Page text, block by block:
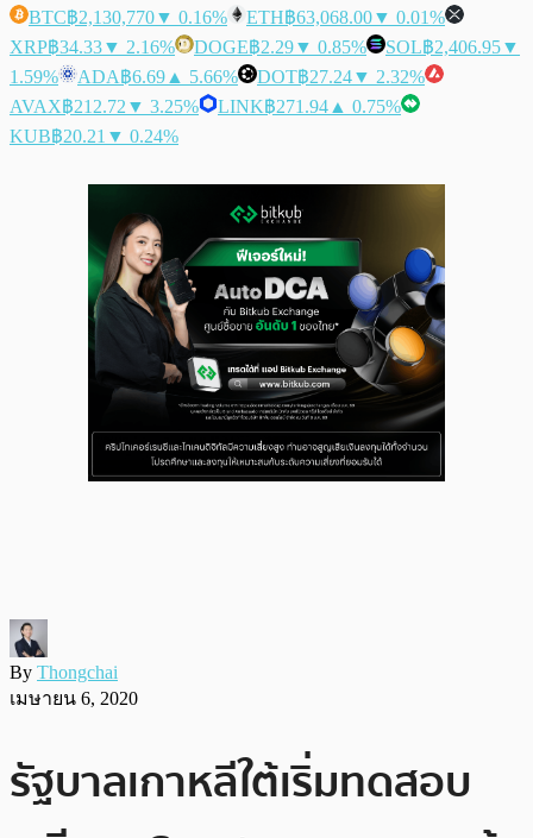
BTC฿2,130,770▼ 0.16% ETH฿63,068.00▼ 0.01%
XRP฿34.33▼ 2.16% DOGE฿2.29▼ 0.85% SOL฿2,406.95▼
1.59%
ADA฿6.69 ▲ 5.66% DOT฿27.24▼ 2.32%
AVAX฿212.72 ▼ 3.25% LINK฿271.94 ▲ 0.75%
KUB฿20.21 ▼ 0.24%
By Thongchai
เมษายน 6, 2020
รัฐบาลเกาหลีใต้เริ่มทดสอบ